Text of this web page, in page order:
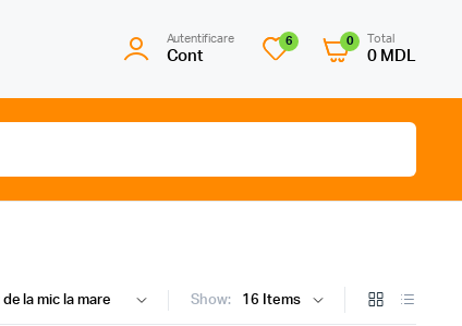
Autentificare
Cont
6 0 Total
0 MDL
Show: